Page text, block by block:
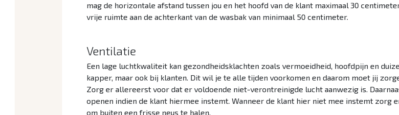
mag de horizontale afstand tussen jou en het hoofd van de klant maximaal 30
vrije ruimte aan de achterkant van de wasbak van minimaal 50 centimeter.
Ventilatie
Een lage luchtkwaliteit kan gezondheidsklachten zoals vermoeidheid, hoofdpijn en
kapper, maar ook bij klanten. Dit wil je te alle tijden voorkomen en daarom moet jij
Zorg er allereerst voor dat er voldoende niet-verontreinigde lucht aanwezig is.
openen indien de klant hiermee instemt. Wanneer de klant hier niet mee instemt zorg
om buiten een frisse neus te halen.